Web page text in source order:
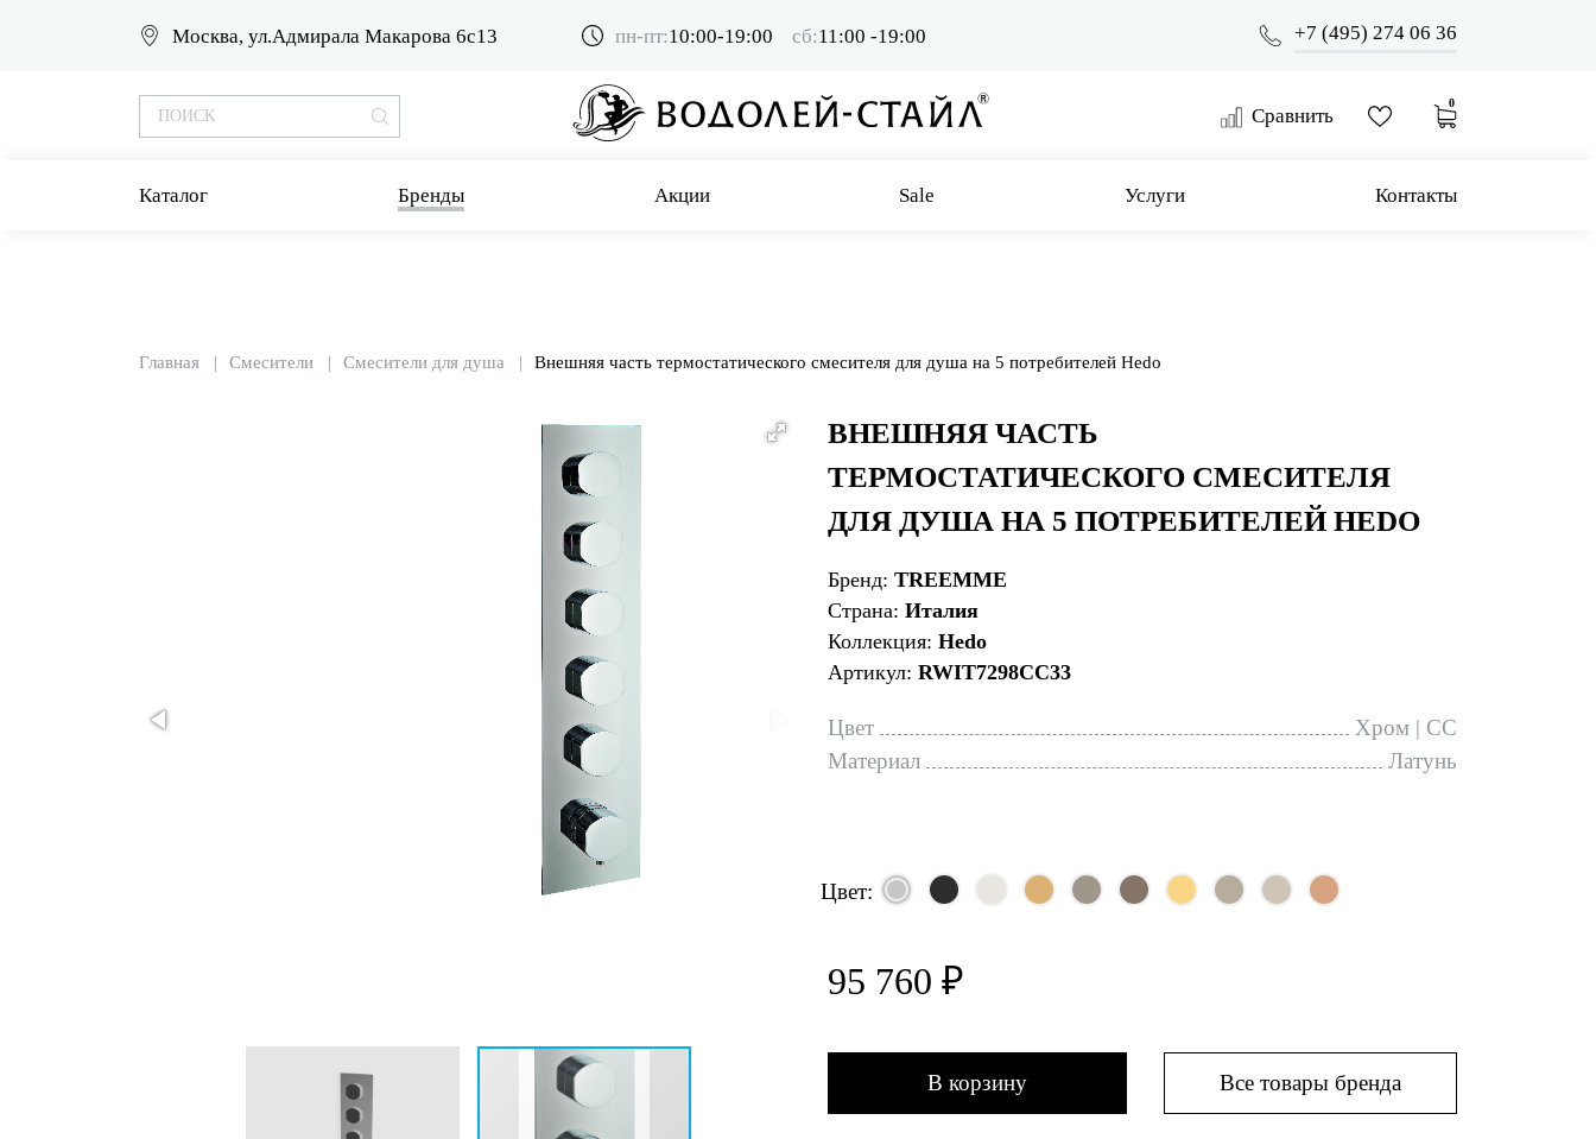
Москва, ул.Адмирала Макарова 6с13 пн-пт:10:00-19:00 сб:11:00 -19:00 +7 (495) 274 06 36
Сравнить
0
Каталог Бренды Акции Sale Услуги Контакты
Главная Смесители Смесители для душа Внешняя часть термостатического смесителя для душа на 5 потребителей Hedo
ВНЕШНЯЯ ЧАСТЬ
ТЕРМОСТАТИЧЕСКОГО СМЕСИТЕЛЯ
ДЛЯ ДУША НА 5 ПОТРЕБИТЕЛЕЙ HEDO
Бренд: TREEMME
Страна: Италия
Коллекция: Hedo
Артикул: RWIT7298CC33
Цвет
Хром | CC
Материал
Латунь
Цвет:
95 760 ₽
В корзину Все товары бренда